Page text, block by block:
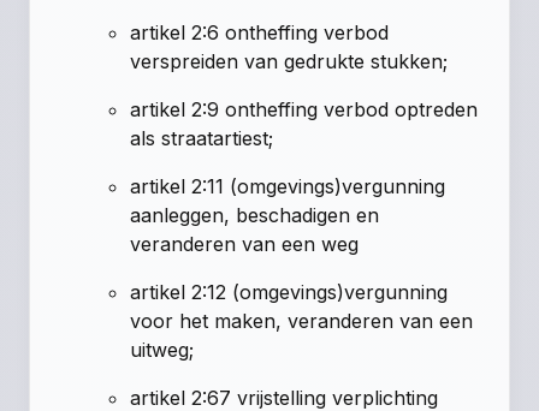
artikel 2:6 ontheffing verbod
verspreiden van gedrukte stukken;
artikel 2:9 ontheffing verbod optreden
als straatartiest;
artikel 2:11 (omgevings)vergunning
aanleggen, beschadigen en
veranderen van een weg
artikel 2:12 (omgevings)vergunning
voor het maken, veranderen van een
uitweg;
artikel 2:67 vrijstelling verplichting